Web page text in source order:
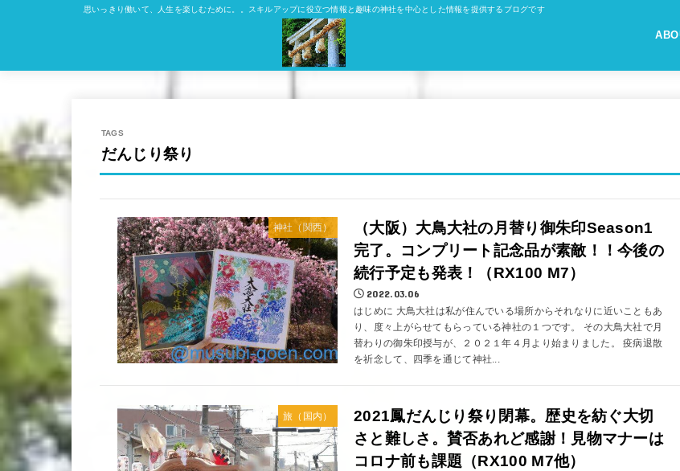
思いっきり働いて、人生を楽しむために。。スキルアップに役立つ情報と趣味の神社を中心とした情報を提供するブログです
だんじり祭り
神社（関西）
（大阪）大鳥大社の月替り御朱印Season1
完了。コンプリート記念品が素敵！！今後の
続行予定も発表！（RX100 M7）
2022.03.06
はじめに 大鳥大社は私が住んでいる場所からそれなりに近いこともあ
り、度々上がらせてもらっている神社の１つです。 その大鳥大社で月
替わりの御朱印授与が、２０２１年４月より始まりました。 疫病退散
を祈念して、四季を通じて神社...
旅（国内）
2021鳳だんじり祭り閉幕。歴史を紡ぐ大切
さと難しさ。賛否あれど感謝！見物マナーは
コロナ前も課題（RX100 M7他）